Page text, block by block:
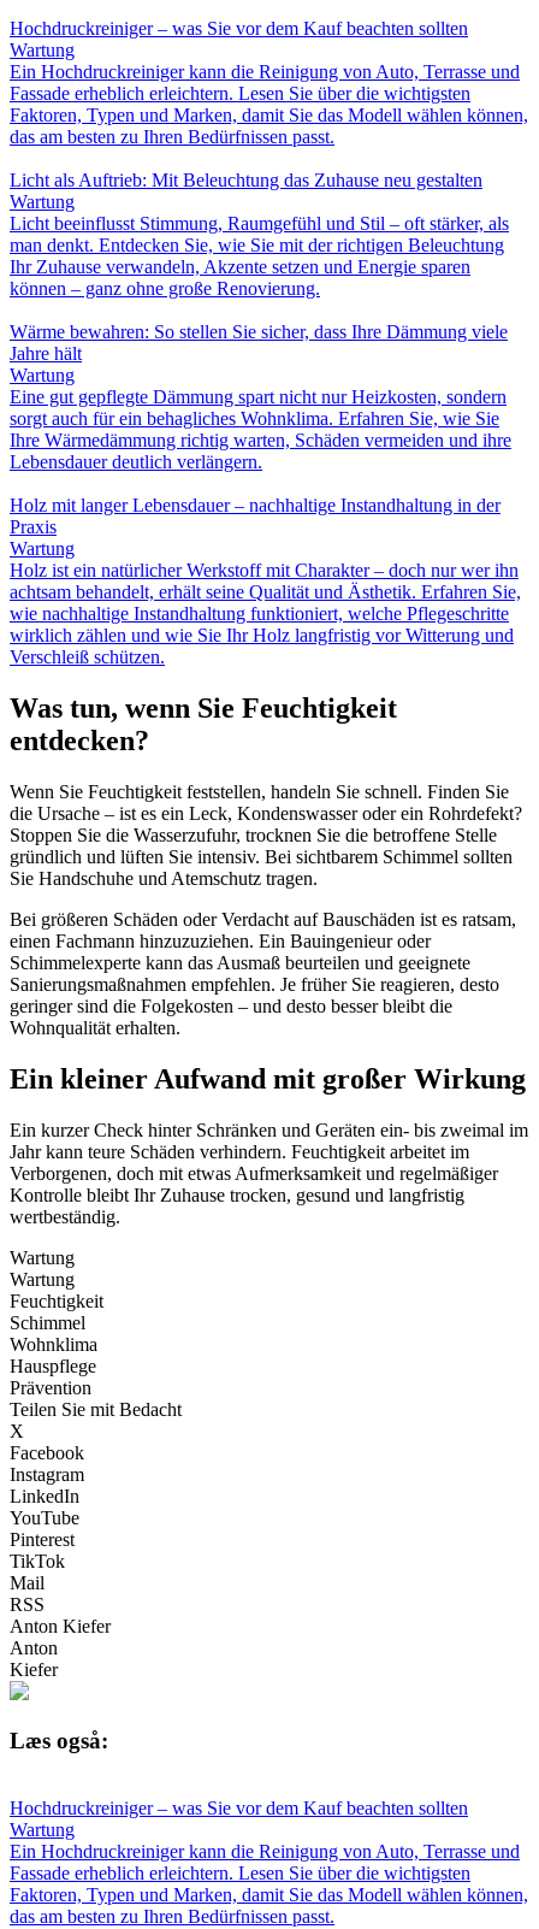
Hochdruckreiniger – was Sie vor dem Kauf beachten sollten
Wartung
Ein Hochdruckreiniger kann die Reinigung von Auto, Terrasse und
Fassade erheblich erleichtern. Lesen Sie über die wichtigsten
Faktoren, Typen und Marken, damit Sie das Modell wählen können,
das am besten zu Ihren Bedürfnissen passt.
Licht als Auftrieb: Mit Beleuchtung das Zuhause neu gestalten
Wartung
Licht beeinflusst Stimmung, Raumgefühl und Stil – oft stärker, als
man denkt. Entdecken Sie, wie Sie mit der richtigen Beleuchtung
Ihr Zuhause verwandeln, Akzente setzen und Energie sparen
können – ganz ohne große Renovierung.
Wärme bewahren: So stellen Sie sicher, dass Ihre Dämmung viele
Jahre hält
Wartung
Eine gut gepflegte Dämmung spart nicht nur Heizkosten, sondern
sorgt auch für ein behagliches Wohnklima. Erfahren Sie, wie Sie
Ihre Wärmedämmung richtig warten, Schäden vermeiden und ihre
Lebensdauer deutlich verlängern.
Holz mit langer Lebensdauer – nachhaltige Instandhaltung in der
Praxis
Wartung
Holz ist ein natürlicher Werkstoff mit Charakter – doch nur wer ihn
achtsam behandelt, erhält seine Qualität und Ästhetik. Erfahren Sie,
wie nachhaltige Instandhaltung funktioniert, welche Pflegeschritte
wirklich zählen und wie Sie Ihr Holz langfristig vor Witterung und
Verschleiß schützen.
Was tun, wenn Sie Feuchtigkeit
entdecken?
Wenn Sie Feuchtigkeit feststellen, handeln Sie schnell. Finden Sie
die Ursache – ist es ein Leck, Kondenswasser oder ein Rohrdefekt?
Stoppen Sie die Wasserzufuhr, trocknen Sie die betroffene Stelle
gründlich und lüften Sie intensiv. Bei sichtbarem Schimmel sollten
Sie Handschuhe und Atemschutz tragen.
Bei größeren Schäden oder Verdacht auf Bauschäden ist es ratsam,
einen Fachmann hinzuzuziehen. Ein Bauingenieur oder
Schimmelexperte kann das Ausmaß beurteilen und geeignete
Sanierungsmaßnahmen empfehlen. Je früher Sie reagieren, desto
geringer sind die Folgekosten – und desto besser bleibt die
Wohnqualität erhalten.
Ein kleiner Aufwand mit großer Wirkung
Ein kurzer Check hinter Schränken und Geräten ein- bis zweimal im
Jahr kann teure Schäden verhindern. Feuchtigkeit arbeitet im
Verborgenen, doch mit etwas Aufmerksamkeit und regelmäßiger
Kontrolle bleibt Ihr Zuhause trocken, gesund und langfristig
wertbeständig.
Wartung
Wartung
Feuchtigkeit
Schimmel
Wohnklima
Hauspflege
Prävention
Teilen Sie mit Bedacht
X
Facebook
Instagram
LinkedIn
YouTube
Pinterest
TikTok
Mail
RSS
Anton Kiefer
Anton
Kiefer
Læs også:
Hochdruckreiniger – was Sie vor dem Kauf beachten sollten
Wartung
Ein Hochdruckreiniger kann die Reinigung von Auto, Terrasse und
Fassade erheblich erleichtern. Lesen Sie über die wichtigsten
Faktoren, Typen und Marken, damit Sie das Modell wählen können,
das am besten zu Ihren Bedürfnissen passt.